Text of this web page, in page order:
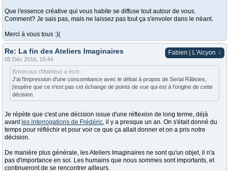
Que l'essence créative qui vous habite se diffuse tout autour de vous.
Comment? Je sais pas, mais ne laissez pas tout ça s'envoler dans le néant.
Merci à vous tous :)(
Fabien | L'Alcyon ↓
Re: La fin des Ateliers Imaginaires
05 Déc 2016, 19:44
Brisecous (Mathieu) a écrit :
J'ai l'impression d'une concomitance avec le débat à propos de Serial Râlistes,
j'espère que ce n'est pas cet échange de points de vue qui est à l'origine de cette
décision.
Je répète que c'est une décision issue d'une réflexion de long terme, déjà
avant les interrogations de Frédéric, il y a presque un an. On s'était donné du
temps pour réfléchir et pour voir ce que ça allait donner et on a pris notre
décision.
De manière plus générale, les Ateliers Imaginaires ne sont qu'un objet, il n'a
pas d'importance en soi. Les humains que nous sommes sont importants, et
continueront de se rencontrer ailleurs.